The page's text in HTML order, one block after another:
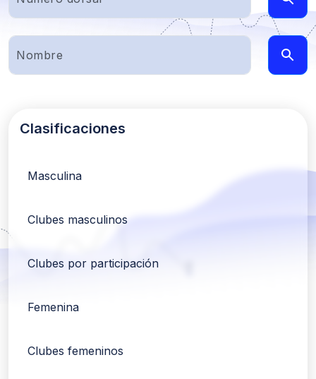
Clasificaciones
Masculina
Clubes masculinos
Clubes por participación
Femenina
Clubes femeninos